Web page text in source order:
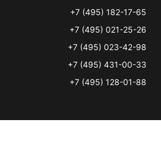
+7 (495) 182-17-65
+7 (495) 021-25-26
+7 (495) 023-42-98
+7 (495) 431-00-33
+7 (495) 128-01-88